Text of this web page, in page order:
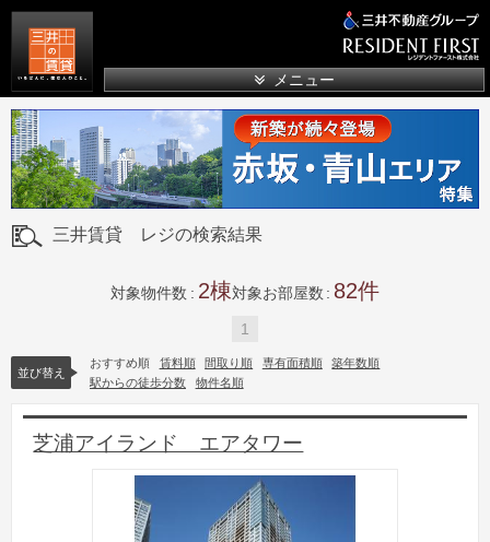
メニュー
三井賃貸 レジの検索結果
対象物件数 2 対象お部屋数 82
1
並び替え
おすすめ順 賃料順 間取り順 専有面積順
築年数順
駅からの徒歩分数
物件名順
芝浦アイランド エアタワー